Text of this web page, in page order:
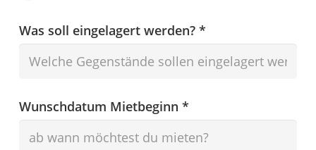
Was soll eingelagert werden? *
Wunschdatum Mietbeginn *